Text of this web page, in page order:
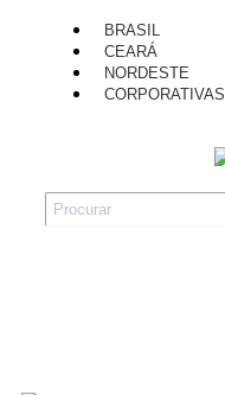
BRASIL
CEARÁ
NORDESTE
CORPORATIVAS